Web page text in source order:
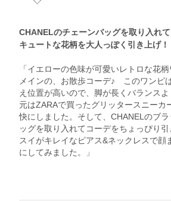
CHANELのチェーンバッグを取り入れて
キュートな花柄を大人っぽく引き上げ！
「イエローの色味が可愛いレトロな花
メインの、お散歩コーデ♪ このワンピ
え位置が高いので、脚が長くバランス
元はZARAで買ったグリッタースニーカ
快にしました。そして、CHANELのブ
ッグを取り入れてコーデをちょっぴり
スイがキレイなピアス&ネックレスで顔
にしてみました。」